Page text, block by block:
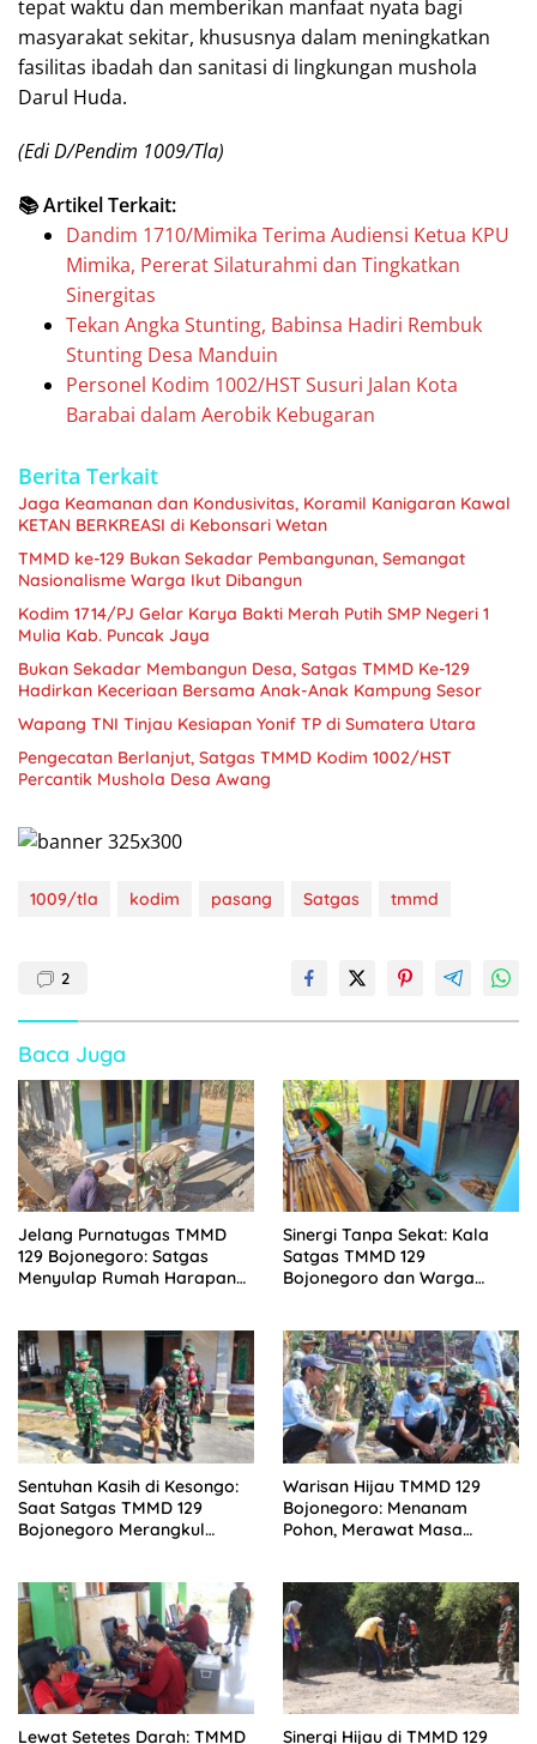
tepat waktu dan memberikan manfaat nyata bagi
masyarakat sekitar, khususnya dalam meningkatkan
fasilitas ibadah dan sanitasi di lingkungan mushola
Darul Huda.
(Edi D/Pendim 1009/Tla)
📚 Artikel Terkait:
Dandim 1710/Mimika Terima Audiensi Ketua KPU
Mimika, Pererat Silaturahmi dan Tingkatkan
Sinergitas
Tekan Angka Stunting, Babinsa Hadiri Rembuk
Stunting Desa Manduin
Personel Kodim 1002/HST Susuri Jalan Kota
Barabai dalam Aerobik Kebugaran
Berita Terkait
Jaga Keamanan dan Kondusivitas, Koramil Kanigaran Kawal
KETAN BERKREASI di Kebonsari Wetan
TMMD ke-129 Bukan Sekadar Pembangunan, Semangat
Nasionalisme Warga Ikut Dibangun
Kodim 1714/PJ Gelar Karya Bakti Merah Putih SMP Negeri 1
Mulia Kab. Puncak Jaya
Bukan Sekadar Membangun Desa, Satgas TMMD Ke-129
Hadirkan Keceriaan Bersama Anak-Anak Kampung Sesor
Wapang TNI Tinjau Kesiapan Yonif TP di Sumatera Utara
Pengecatan Berlanjut, Satgas TMMD Kodim 1002/HST
Percantik Mushola Desa Awang
1009/tla kodim pasang Satgas tmmd
2
Baca Juga
Jelang Purnatugas TMMD
129 Bojonegoro: Satgas
Menyulap Rumah Harapan
Sinergi Tanpa Sekat: Kala
Satgas TMMD 129
Bojonegoro dan Warga
Sentuhan Kasih di Kesongo:
Saat Satgas TMMD 129
Bojonegoro Merangkul
Warisan Hijau TMMD 129
Bojonegoro: Menanam
Pohon, Merawat Masa
Lewat Setetes Darah: TMMD Sinergi Hijau di TMMD 129